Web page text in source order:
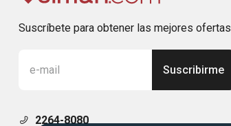
Suscríbete para obtener las mejores ofertas
Suscribirme
2264-8080